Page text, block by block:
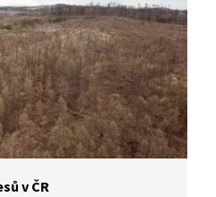
v ČR